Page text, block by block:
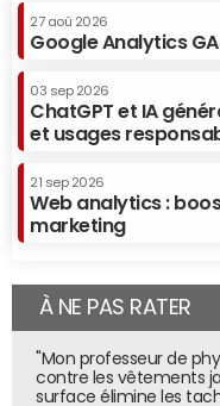
27 aoû 2026
Google Analytics
03 sep 2026
ChatGPT et IA
et usages
21 sep 2026
Web analytics :
marketing
À NE PAS RATER
"Mon professeur de
contre les vêtements
surface élimine les